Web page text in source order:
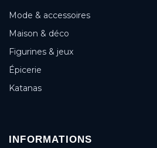
Mode & accessoires
Maison & déco
Figurines & jeux
Épicerie
Katanas
INFORMATIONS